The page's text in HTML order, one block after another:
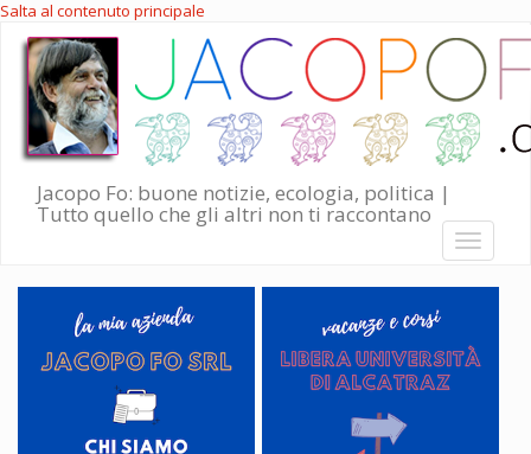
Salta al contenuto principale
Jacopo Fo: buone notizie, ecologia, politica |
Tutto quello che gli altri non ti raccontano
Toggle